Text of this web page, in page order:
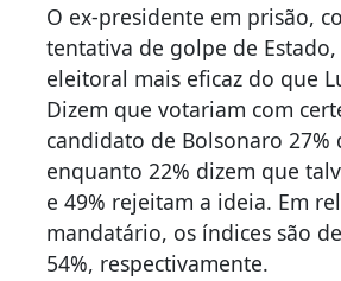
O ex-presidente em prisão,
tentativa de golpe de
eleitoral mais eficaz do que
Dizem que votariam com
candidato de Bolsonaro 27%
enquanto 22% dizem que
e 49% rejeitam a ideia. Em
mandatário, os índices são
54%, respectivamente.